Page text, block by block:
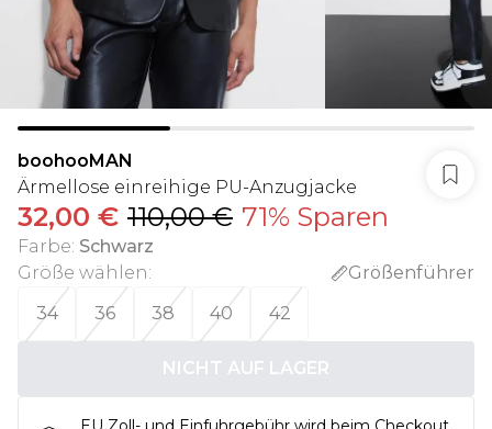
boohooMAN
Ärmellose einreihige PU-Anzugjacke
32,00 € 110,00 € 71% Sparen
Farbe: Schwarz
Größe wählen:
Größenführer
34
36 38 40 42
NICHT AUF LAGER